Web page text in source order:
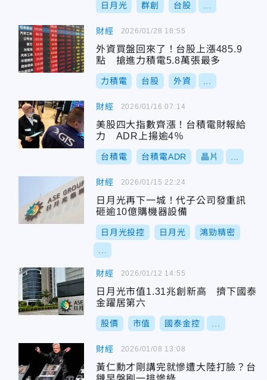
日月光 群創 台股
財經
外資買盤回來了！台股上漲485.9
點 搶進力積電5.8萬張最多
力積電 台股 外資
2026/01/28 18:55
財經
美股四大指數齊漲！台積電財報給
力 ADR上揚逾4％
台積電 台積電ADR 晶片
2026/01/16 07:14
財經
日月光再下一城！代子公司發重訊
砸逾10億購機器設備
日月光投控 日月光 鴻勁精密
2026/01/15 22:24
財經
日月光市值1.31兆創新高 擠下國泰
金躍居第六
股價 市值 國泰金控
2026/01/12 14:55
財經
黃仁勳才剛講完就慘遭大陸打臉？台
2026/01/08 13:08